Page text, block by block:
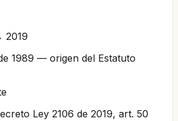
2019
1989 — origen del Estatuto
Ley 2106 de 2019, art. 50